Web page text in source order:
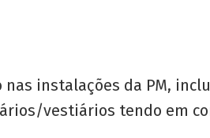
instalações da PM,
vestiários tendo em